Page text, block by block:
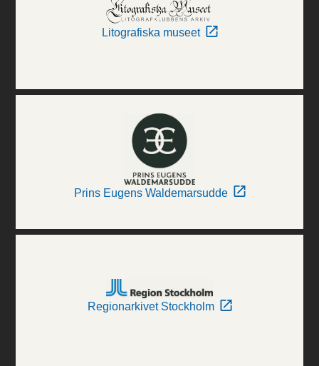
Litografiska museet
Prins Eugens Waldemarsudde
Regionarkivet Stockholm